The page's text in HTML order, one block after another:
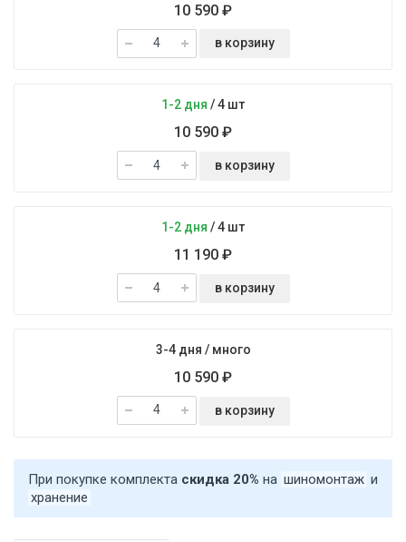
10 590 ₽
в корзину
1-2 дня /4 шт
10 590 ₽
в корзину
1-2 дня /4 шт
11 190 ₽
в корзину
3-4 дня / много
10 590 ₽
в корзину
При покупке комплекта скидка 20% на шиномонтаж и
хранение